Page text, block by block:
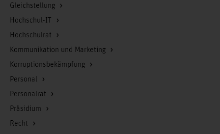
Gleichstellung
Hochschul-IT
Hochschulrat
Kommunikation und Marketing
Korruptionsbekämpfung
Personal
Personalrat
Präsidium
Recht